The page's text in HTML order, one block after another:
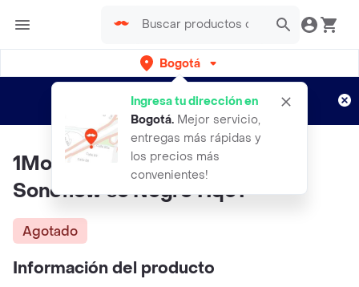
Bogotá
Ingresa tu dirección en
Bogotá. Mejor servicio,
entregas más rápidas y
los precios más
convenientes!
envíos gratis por semanas
Aplican TyC
1More Audífonos de Diadema
Sonoflow se Negro Hq31
Agotado
Información del producto